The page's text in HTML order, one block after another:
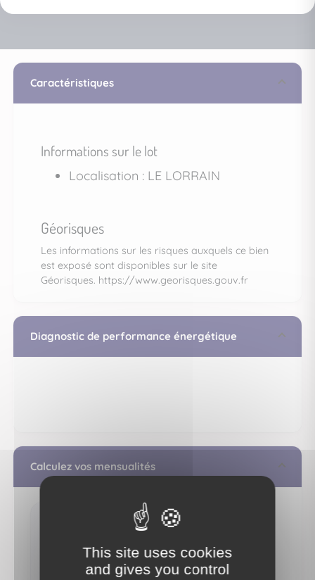
Caractéristiques
Informations sur le lot
Localisation : LE LORRAIN
Géorisques
Les informations sur les risques auxquels ce bien
est exposé sont disponibles sur le site
Géorisques. https://www.georisques.gouv.fr
Diagnostic de performance énergétique
Calculez vos mensualités
893 € / mois**
This site uses cookies
and gives you control